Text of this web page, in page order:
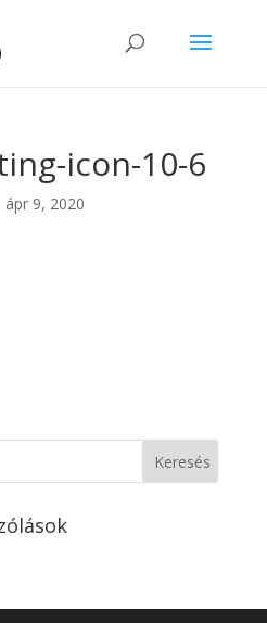
icon-10-6
ápr 9, 2020